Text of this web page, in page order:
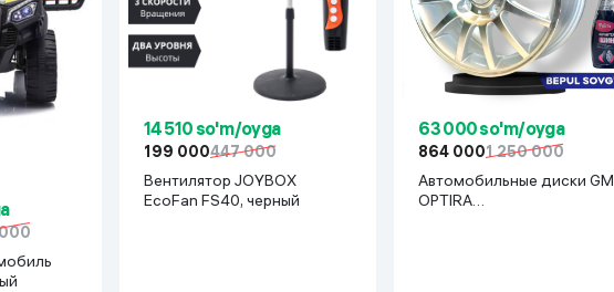
14 510 so'm/oyga
199 000447 000
Вентилятор JOYBOX
EcoFan FS40, черный
63 000 so'm/oyga
864 0001 250 000
Автомобильные диски GM
OPTIRA